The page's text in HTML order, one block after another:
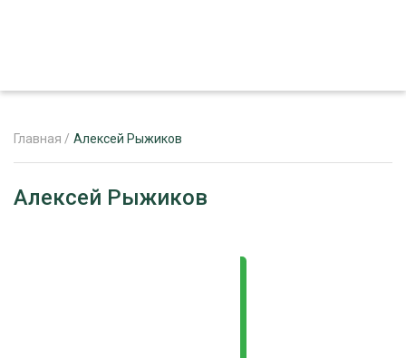
ЖУРНАЛ «ЛЕСНОЙ КОМПЛЕКС»
РЕКЛАМОДАТЕЛЯМ
Главная / Алексей Рыжиков
Алексей Рыжиков